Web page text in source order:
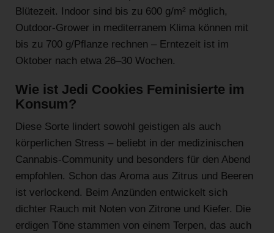
Blütezeit. Indoor sind bis zu 600 g/m² möglich,
Outdoor-Grower in mediterranem Klima können mit
bis zu 700 g/Pflanze rechnen – Erntezeit ist im
Oktober nach etwa 26–30 Wochen.
Wie ist Jedi Cookies Feminisierte im
Konsum?
Diese Sorte lindert sowohl geistigen als auch
körperlichen Stress – beliebt in der medizinischen
Cannabis-Community und besonders für den Abend
empfohlen. Schon das Aroma aus Zitrus und Beeren
ist verlockend. Beim Anzünden entwickelt sich
dichter Rauch mit Noten von Zitrone und Kiefer. Die
erdigen Töne stammen von einem Terpen, das auch